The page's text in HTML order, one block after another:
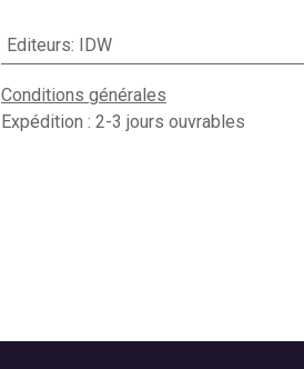
Editeurs: IDW
Conditions générales
Expédition : 2-3 jours ouvrables